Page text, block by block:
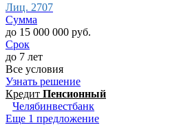
Лиц. 2707
Сумма
до 15 000 000 руб.
Срок
до 7 лет
Все условия
Узнать решение
Кредит Пенсионный
Челябинвестбанк
Еще 1 предложение